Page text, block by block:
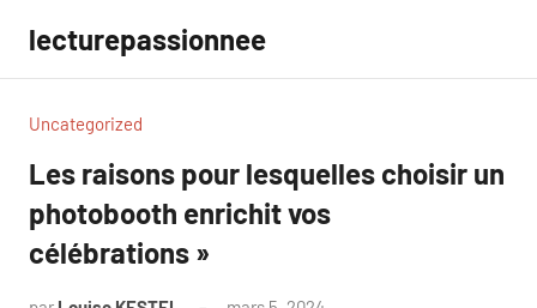
contenu
lecturepassionnee
Uncategorized
Les raisons pour lesquelles choisir un
photobooth enrichit vos
célébrations »